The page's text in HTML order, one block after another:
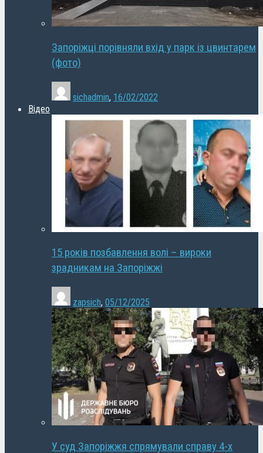
Запоріжці порівняли вхід у парк із цвинтарем
(фото)
sichadmin, 16/02/2022
Відео
15 років позбавлення волі – вироки
зрадникам на Запоріжжі
zapsich, 05/12/2025
У суд Запоріжжя спрямували справу 4-х